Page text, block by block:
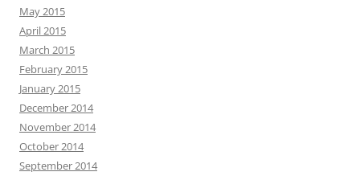
May 2015
April 2015
March 2015
February 2015
January 2015
December 2014
November 2014
October 2014
September 2014